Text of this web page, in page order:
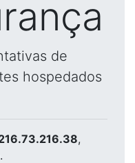
de
hospedados
,